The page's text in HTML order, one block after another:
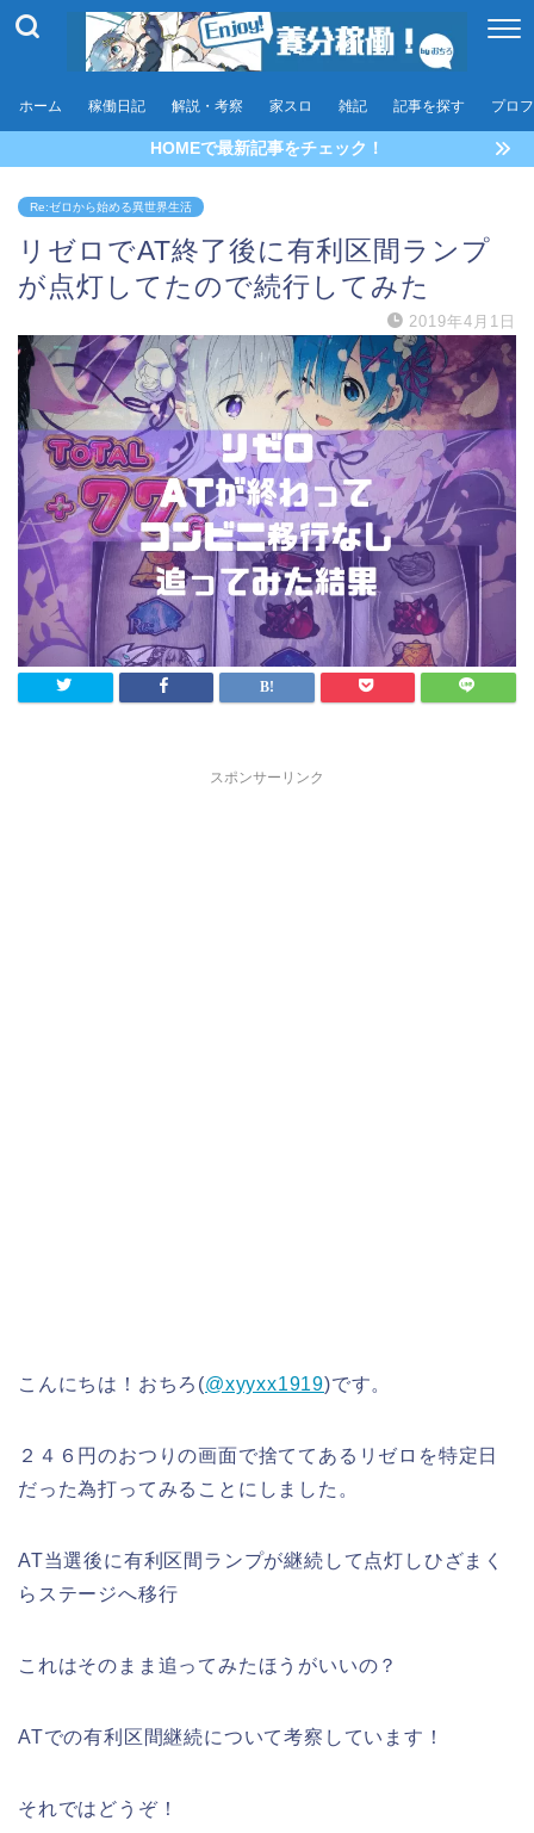
ホーム 稼働日記 解説・考察 家スロ 雑記 記事を探す プロ
HOMEで最新記事をチェック！
Re:ゼロから始める異世界生活
リゼロでAT終了後に有利区間ランプ
が点灯してたので続行してみた
2019年4月1日
スポンサーリンク
こんにちは！おちろ(@xyyxx1919)です。
２４６円のおつりの画面で捨ててあるリゼロを特定日
だった為打ってみることにしました。
AT当選後に有利区間ランプが継続して点灯しひざまく
らステージへ移行
これはそのまま追ってみたほうがいいの？
ATでの有利区間継続について考察しています！
それではどうぞ！